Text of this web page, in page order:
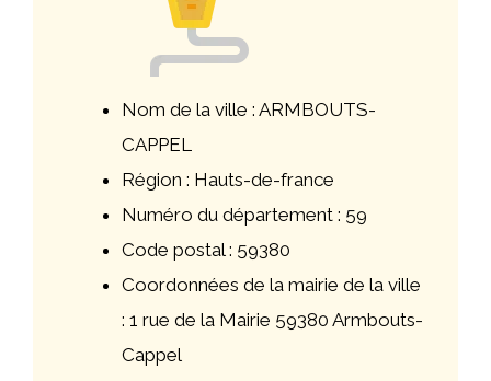
Nom de la ville : ARMBOUTS-
CAPPEL
Région : Hauts-de-france
Numéro du département : 59
Code postal : 59380
Coordonnées de la mairie de la ville
: 1 rue de la Mairie 59380 Armbouts-
Cappel